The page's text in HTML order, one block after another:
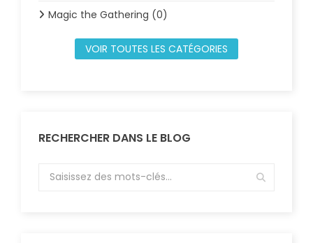
Magic the Gathering (0)
VOIR TOUTES LES CATÉGORIES
RECHERCHER DANS LE BLOG